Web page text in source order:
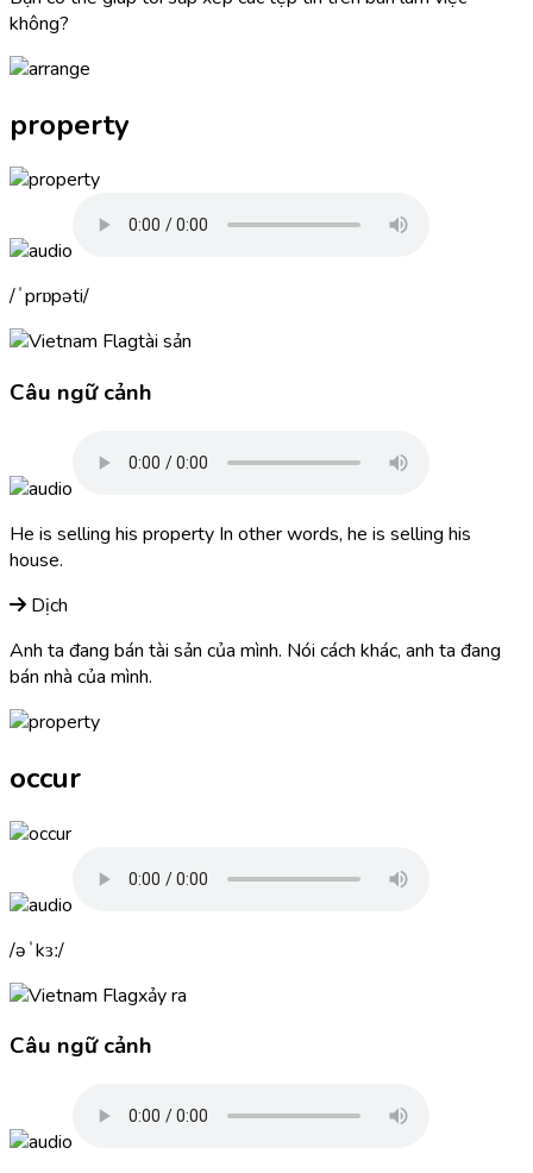
không?
property
ˈprɒpəti
tài sản
Câu ngữ cảnh
He is selling his property In other words, he is selling his
house.
Dịch
Anh ta đang bán tài sản của mình. Nói cách khác, anh ta đang
bán nhà của mình.
occur
əˈkɜː
xảy ra
Câu ngữ cảnh